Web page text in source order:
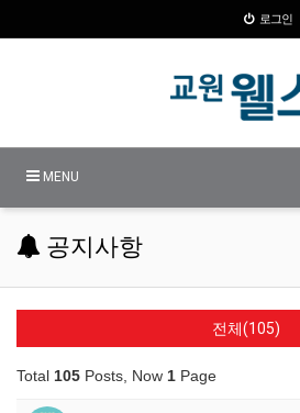
로그인
MENU
공지사항
전체(105)
Total 105 Posts, Now 1 Page